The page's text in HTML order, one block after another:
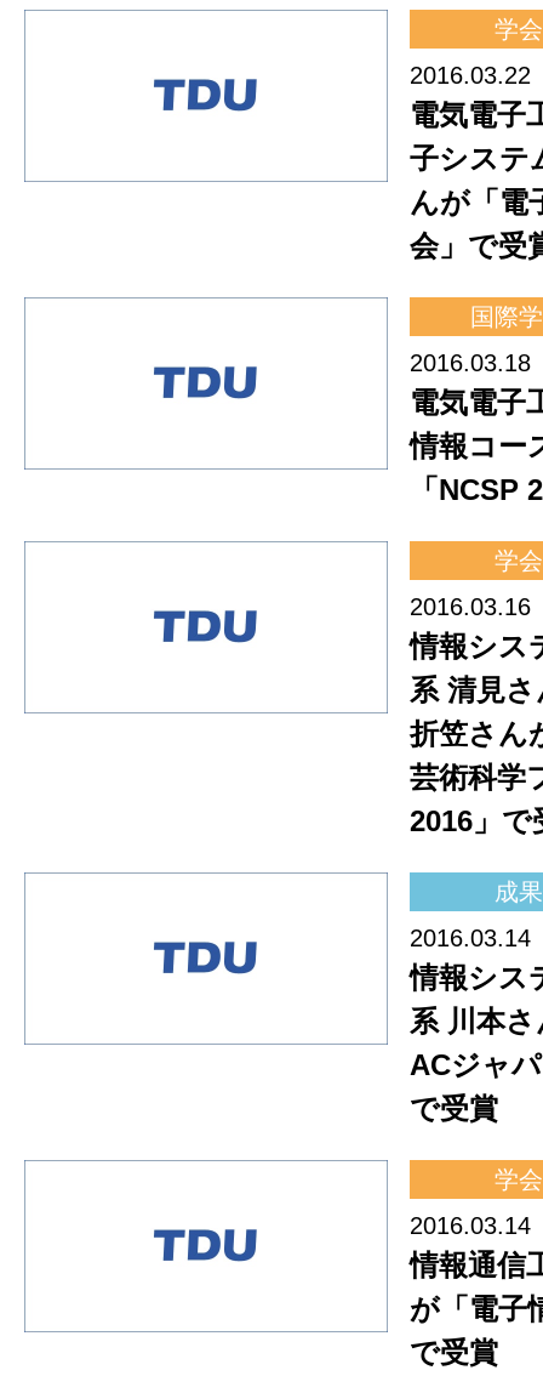
学会
2016.03.22
電気電子
子システ
んが「電
会」で受
国際
2016.03.18
電気電子
情報コー
「NCSP
学会
2016.03.16
情報シス
系 清見
折笠さん
芸術科学
2016」で
成果
2016.03.14
情報シス
系 川本
ACジャ
で受賞
学会
2016.03.14
情報通信
が「電子
で受賞